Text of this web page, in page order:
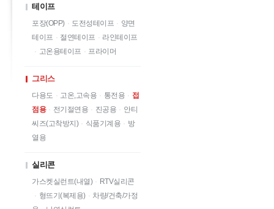
테이프
포장(OPP) · 도전성테이프 · 양면
테이프 · 절연테이프 · 라인테이프
· 고온용테이프 · 프라이머
그리스
다용도 · 고온,고속용 · 통전용 · 접
점용 · 전기절연용 · 진공용 · 안티
씨즈(고착방지) · 식품기계용 · 방
열용
실리콘
가스켓실런트(내열) · RTV실리콘
· 형뜨기(복제용) · 차량/건축/가정